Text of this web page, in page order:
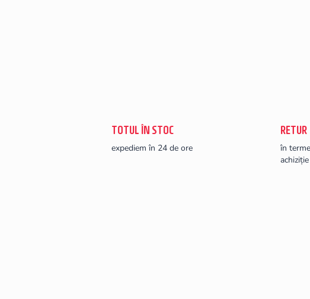
TOTUL ÎN STOC
expediem în 24 de ore
RETUR
în
achiziție